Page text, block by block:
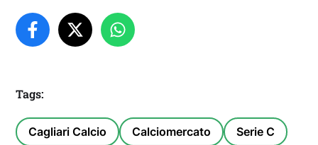
Tags:
Cagliari Calcio Calciomercato Serie C